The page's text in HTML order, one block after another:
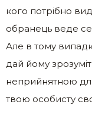
кого потрібно
обранець веде
Але в тому
дай йому
неприйнятною
твою особисту